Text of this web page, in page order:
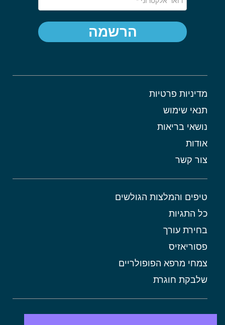
מדיניות פרטיות
תנאי שימוש
נושאי בריאות
אודות
צור קשר
טיפים והמלצות הגולשים
כל התגיות
בחירת עורך
פסוריאזיס
צמחי מרפא הפופולריים
שלבקת חוגרת
אורטיקריה
הרשמה